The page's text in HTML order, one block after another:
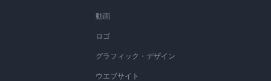
動画
ロゴ
グラフィック・デザイン
ウエブサイト